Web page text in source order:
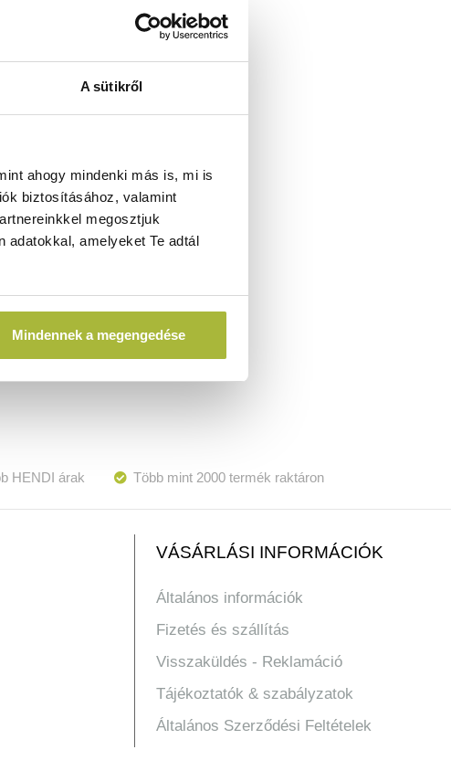
A sütikről
ahogy mindenki más is, mi is
biztosításához, valamint
megosztjuk
adatokkal, amelyeket Te adtál
Mindennek a megengedése
HENDI árak Több mint 2000 termék raktáron
VÁSÁRLÁSI INFORMÁCIÓK
Általános információk
Fizetés és szállítás
Visszaküldés - Reklamáció
Tájékoztatók & szabályzatok
Általános Szerződési Feltételek